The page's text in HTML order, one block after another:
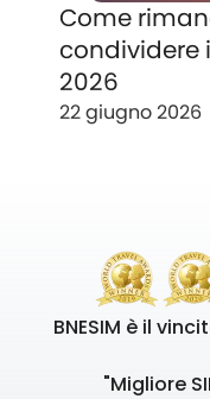
Come
condividere
2026
22 giugno 2026
BNESIM è il
"Migliore